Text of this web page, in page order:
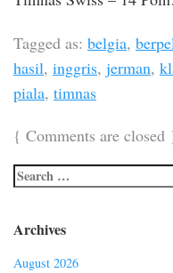
Tagged as: belgia,
hasil, inggris, jerman,
piala, timnas
{ Comments are closed
Archives
August 2026